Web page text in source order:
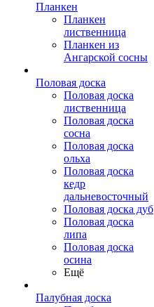
Планкен
Планкен
лиственница
Планкен из
Ангарской сосны
Половая доска
Половая доска
лиственница
Половая доска
сосна
Половая доска
ольха
Половая доска
кедр
дальневосточный
Половая доска дуб
Половая доска
липа
Половая доска
осина
Ещё
Палубная доска